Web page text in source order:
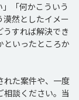
」「何かこういう
然としたイメー
すれば解決でき
といったところか
れた案件や、一度
相談ください。当